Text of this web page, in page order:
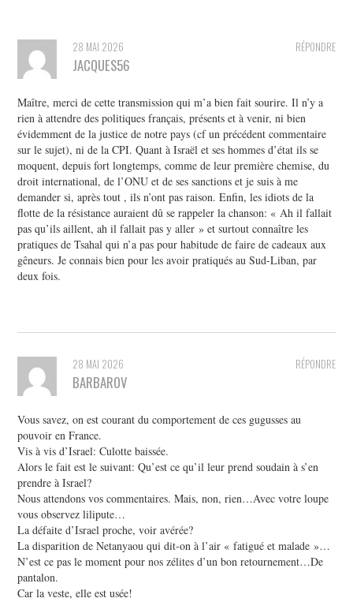
RÉPONDRE
28 MAI 2026
JACQUES56
Maître, merci de cette transmission qui m’a bien fait sourire. Il n’y a
rien à attendre des politiques français, présents et à venir, ni bien
évidemment de la justice de notre pays (cf un précédent commentaire
sur le sujet), ni de la CPI. Quant à Israël et ses hommes d’état ils se
moquent, depuis fort longtemps, comme de leur première chemise, du
droit international, de l’ONU et de ses sanctions et je suis à me
demander si, après tout , ils n’ont pas raison. Enfin, les idiots de la
flotte de la résistance auraient dû se rappeler la chanson: « Ah il fallait
pas qu’ils aillent, ah il fallait pas y aller » et surtout connaître les
pratiques de Tsahal qui n’a pas pour habitude de faire de cadeaux aux
gêneurs. Je connais bien pour les avoir pratiqués au Sud-Liban, par
deux fois.
RÉPONDRE
28 MAI 2026
BARBAROV
Vous savez, on est courant du comportement de ces gugusses au
pouvoir en France.
Vis à vis d’Israel: Culotte baissée.
Alors le fait est le suivant: Qu’est ce qu’il leur prend soudain à s’en
prendre à Israel?
Nous attendons vos commentaires. Mais, non, rien…Avec votre loupe
vous observez lilipute…
La défaite d’Israel proche, voir avérée?
La disparition de Netanyaou qui dit-on à l’air « fatigué et malade »…
N’est ce pas le moment pour nos zélites d’un bon retournement…De
pantalon.
Car la veste, elle est usée!